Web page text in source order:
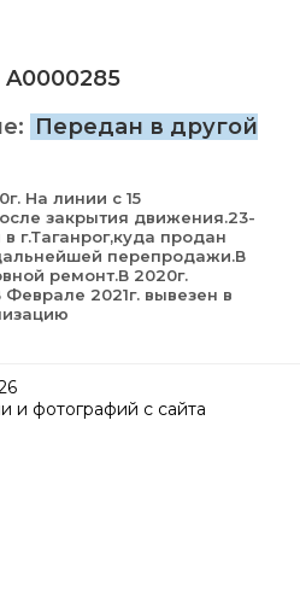
A0000285
Передан в другой
На линии с 15
закрытия движения.23-
г.Таганрог,куда продан
перепродажи.В
ремонт.В 2020г.
2021г. вывезен в
и фотографий с сайта